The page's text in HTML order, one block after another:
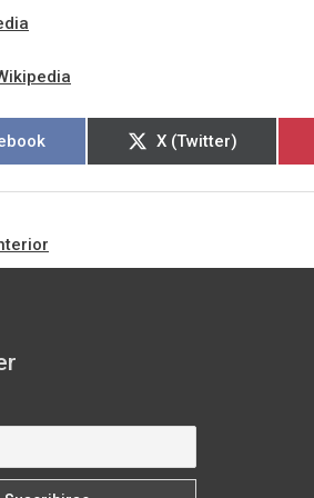
Compartir
en
X (Twitter)